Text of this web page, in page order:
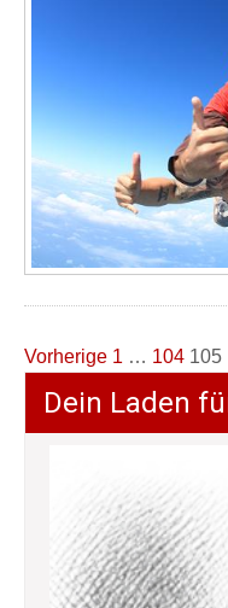
der
Beiträge
Vorherige 1 … 104 105
Dein Laden